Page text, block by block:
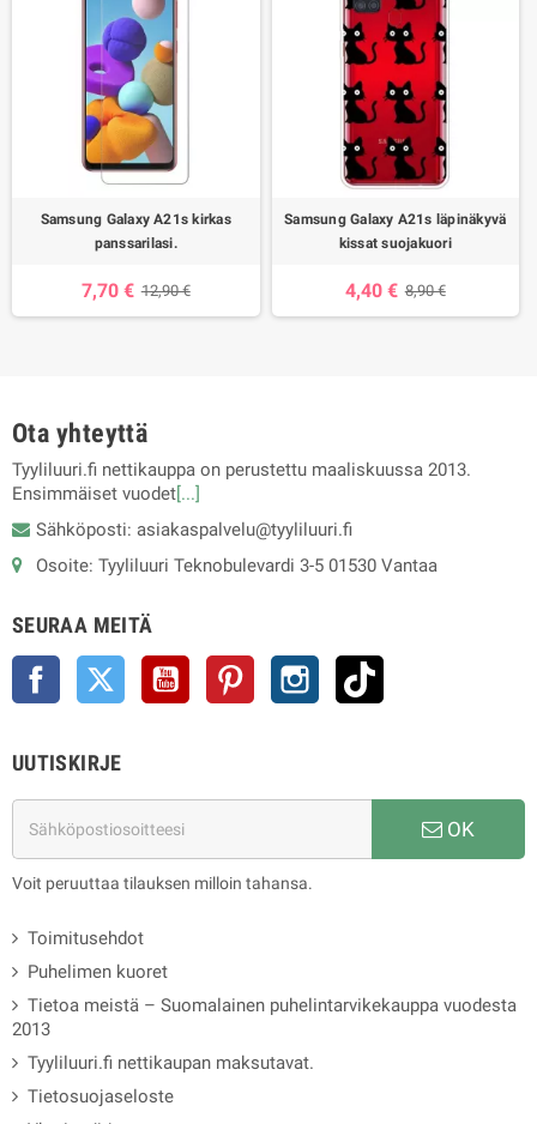
Samsung Galaxy A21s kirkas
panssarilasi.
7,70 € 12,90 €
Samsung Galaxy A21s läpinäkyvä
kissat suojakuori
4,40 € 8,90 €
Ota yhteyttä
Tyyliluuri.fi nettikauppa on perustettu maaliskuussa 2013.
Ensimmäiset vuodet[...]
Sähköposti: asiakaspalvelu@tyyliluuri.fi
Osoite: Tyyliluuri Teknobulevardi 3-5 01530 Vantaa
SEURAA MEITÄ
Facebook Twitter YouTube Pinterest Instagram
UUTISKIRJE
OK
Voit peruuttaa tilauksen milloin tahansa.
Toimitusehdot
Puhelimen kuoret
Tietoa meistä – Suomalainen puhelintarvikekauppa vuodesta
2013
Tyyliluuri.fi nettikaupan maksutavat.
Tietosuojaseloste